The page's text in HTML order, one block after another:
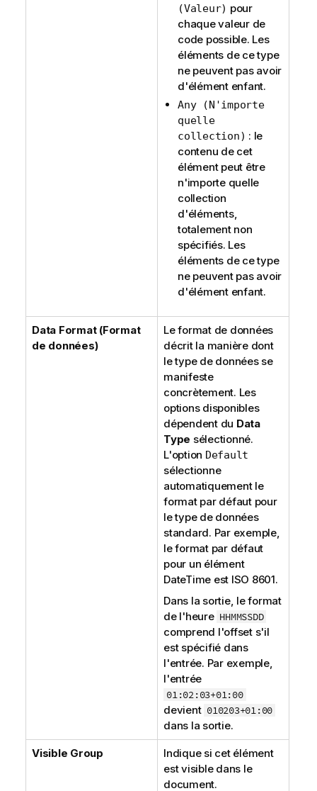
(Valeur) pour
chaque valeur de
code possible. Les
éléments de ce type
ne peuvent pas avoir
d'élément enfant.
Any (N'importe
quelle
collection) : le
contenu de cet
élément peut être
n'importe quelle
collection
d'éléments,
totalement non
spécifiés. Les
éléments de ce type
ne peuvent pas avoir
d'élément enfant.
Data Format (Format
de données)
Le format de données
décrit la manière dont
le type de données se
manifeste
concrètement. Les
options disponibles
dépendent du Data
Type sélectionné.
L'option Default
sélectionne
automatiquement le
format par défaut pour
le type de données
standard. Par exemple,
le format par défaut
pour un élément
DateTime est ISO 8601.
Dans la sortie, le format
de l'heure HHMMSSDD
comprend l'offset s'il
est spécifié dans
l'entrée. Par exemple,
l'entrée
01:02:03+01:00
devient 010203+01:00
dans la sortie.
Visible Group
Indique si cet élément
est visible dans le
document.